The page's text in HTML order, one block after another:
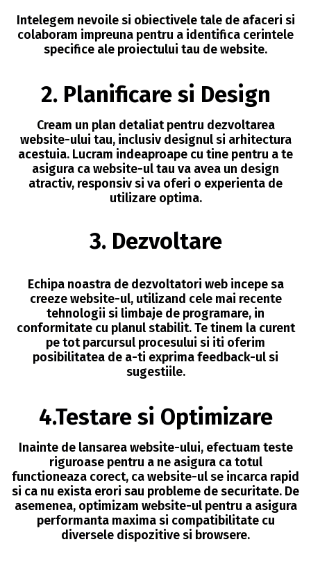
Intelegem nevoile si obiectivele tale de afaceri si
colaboram impreuna pentru a identifica cerintele
specifice ale proiectului tau de website.
2. Planificare si Design
Cream un plan detaliat pentru dezvoltarea
website-ului tau, inclusiv designul si arhitectura
acestuia. Lucram indeaproape cu tine pentru a te
asigura ca website-ul tau va avea un design
atractiv, responsiv si va oferi o experienta de
utilizare optima.
3. Dezvoltare
Echipa noastra de dezvoltatori web incepe sa
creeze website-ul, utilizand cele mai recente
tehnologii si limbaje de programare, in
conformitate cu planul stabilit. Te tinem la curent
pe tot parcursul procesului si iti oferim
posibilitatea de a-ti exprima feedback-ul si
sugestiile.
4.Testare si Optimizare
Inainte de lansarea website-ului, efectuam teste
riguroase pentru a ne asigura ca totul
functioneaza corect, ca website-ul se incarca rapid
si ca nu exista erori sau probleme de securitate. De
asemenea, optimizam website-ul pentru a asigura
performanta maxima si compatibilitate cu
diversele dispozitive si browsere.